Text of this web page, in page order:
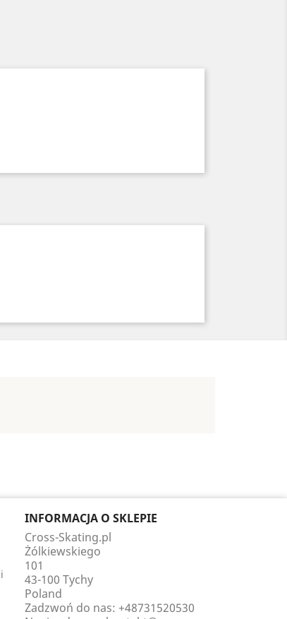
INFORMACJA O SKLEPIE
Cross-Skating.pl
Żólkiewskiego
101
43-100 Tychy
Poland
Zadzwoń do nas: +48731520530